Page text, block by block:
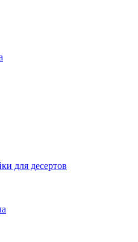
для десертов